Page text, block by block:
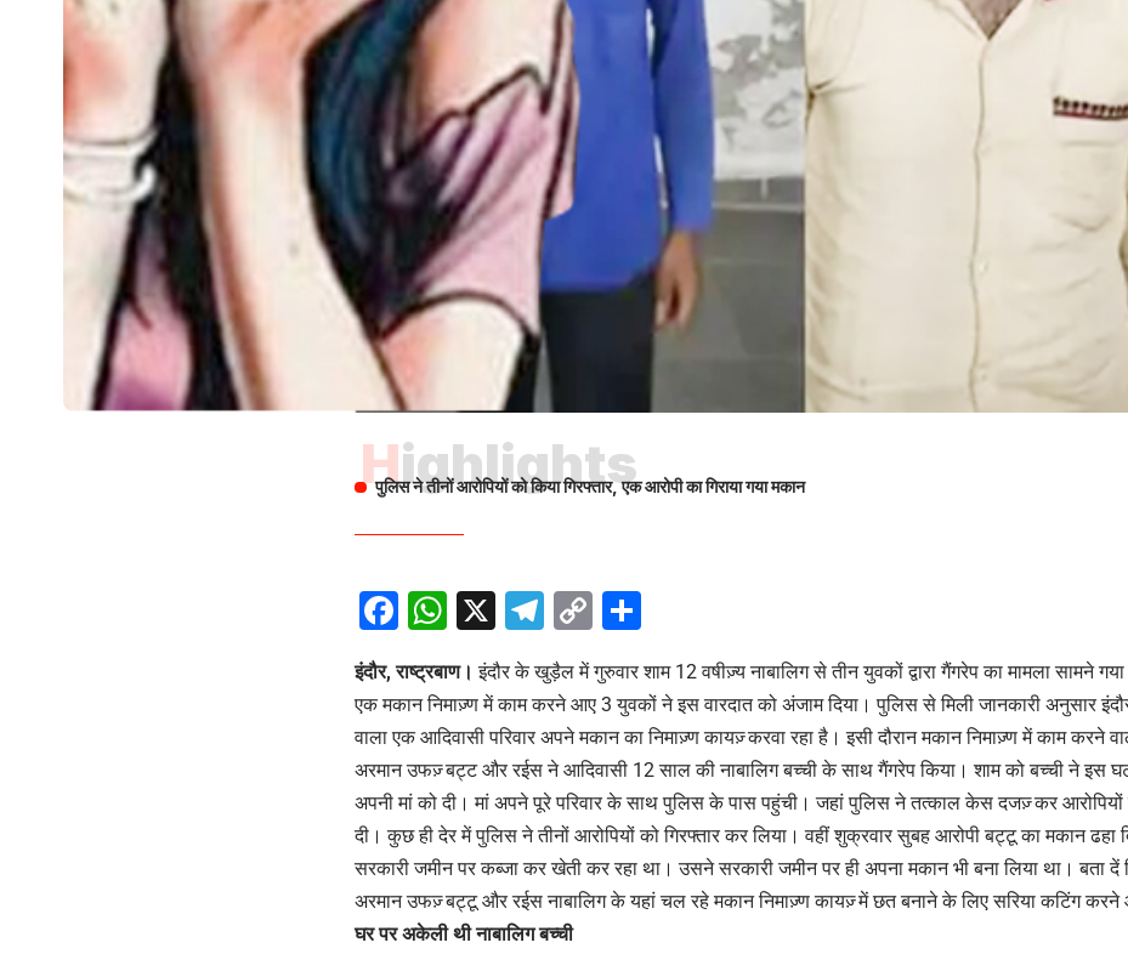
Highlights
पुलिस ने तीनों आरोपियों को किया गिरफ्तार, एक आरोपी का गिराया गया मकान
Facebook
WhatsApp
X Telegram
Copy
इंदौर, राष्ट्रबाण। इंदौर के खुड़ैल में गुरुवार शाम 12 वषीज़्य नाबालिग से तीन युवकों द्वारा गैंगरेप का मामला सामने
एक मकान निमाज़्ण में काम करने आए 3 युवकों ने इस वारदात को अंजाम दिया। पुलिस से मिली जानकारी अनुसार
वाला एक आदिवासी परिवार अपने मकान का निमाज़्ण कायज़् करवा रहा है। इसी दौरान मकान निमाज़्ण में काम करने
अरमान उफज़् बट्ट और रईस ने आदिवासी 12 साल की नाबालिग बच्ची के साथ गैंगरेप किया। शाम को बच्ची ने इस
अपनी मां को दी। मां अपने पूरे परिवार के साथ पुलिस के पास पहुंची। जहां पुलिस ने तत्काल केस दजज़् कर
दी। कुछ ही देर में पुलिस ने तीनों आरोपियों को गिरफ्तार कर लिया। वहीं शुक्रवार सुबह आरोपी बट्टू का मकान ढहा
सरकारी जमीन पर कब्जा कर खेती कर रहा था। उसने सरकारी जमीन पर ही अपना मकान भी बना लिया था। बता दें
अरमान उफज़् बट्टू और रईस नाबालिग के यहां चल रहे मकान निमाज़्ण कायज़् में छत बनाने के लिए सरिया कटिंग
घर पर अकेली थी नाबालिग बच्ची